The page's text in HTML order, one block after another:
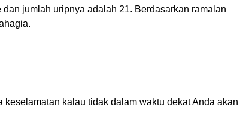
jumlah uripnya adalah 21. Berdasarkan ramalan
kalau tidak dalam waktu dekat Anda akan